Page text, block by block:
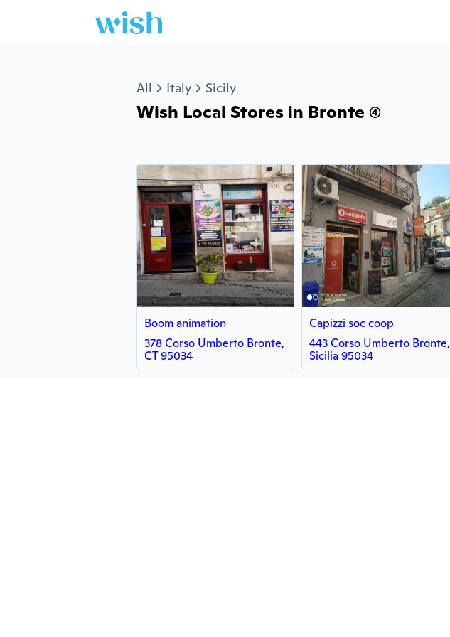
All Italy Sicily
Wish Local Stores in Bronte (4)
Boom animation
378 Corso Umberto Bronte,
CT 95034
Capizzi soc coop
443 Corso Umberto Bronte,
Sicilia 95034